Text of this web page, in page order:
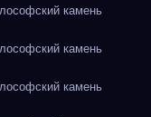
камень
камень
камень